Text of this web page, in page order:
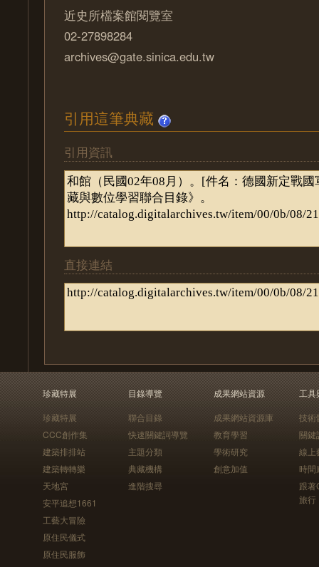
近史所檔案館閱覽室
02-27898284
archives@gate.sinica.edu.tw
引用這筆典藏
引用資訊
直接連結
珍藏特展
珍藏特展
CCC創作集
建築排排站
建築轉轉樂
天地宮
安平追想1661
工藝大冒險
原住民儀式
原住民服飾
目錄導覽
聯合目錄
快速關鍵詞導覽
主題分類
典藏機構
進階搜尋
成果網站資源
成果網站資源庫
教育學習
學術研究
創意加值
工具
技術
關鍵
線上
時間
跟
旅行